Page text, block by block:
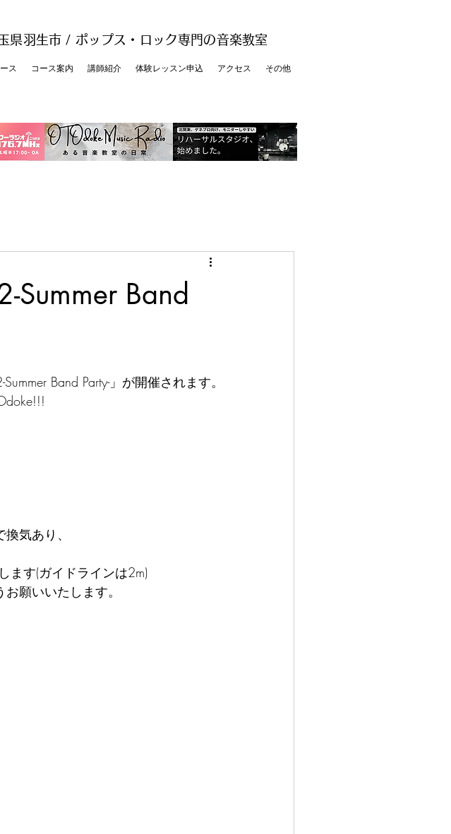
県羽生市 / ポップス・ロック専門の音楽教室
ス コース案内 講師紹介 体験レッスン申込 アクセス その他
Summer Band
Band Party-」が開催されます。
気あり、
ます(ガイドラインは2m)
願いいたします。